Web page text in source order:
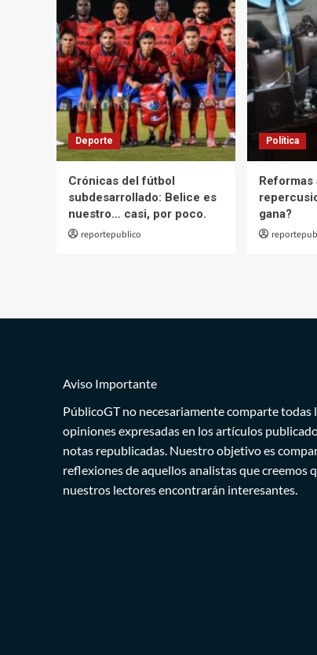
USAC
Deporte
Crónicas del fútbol
subdesarrollado: Belice es
nuestro… casi, por poco.
reportepublico
Política
Reformas
gana?
Aviso Importante
PúblicoGT no necesariamente comparte todas
opiniones expresadas en los artículos
notas republicadas. Nuestro objetivo es
reflexiones de aquellos analistas que creemos
nuestros lectores encontrarán interesantes.